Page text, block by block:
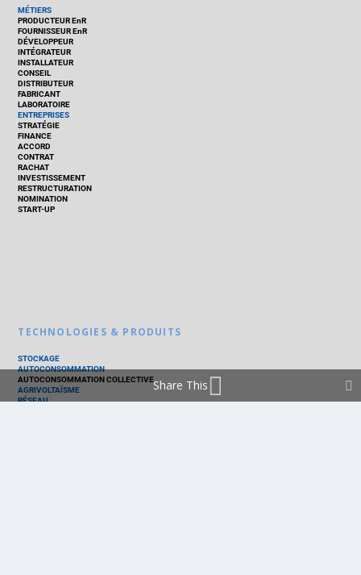
MÉTIERS
PRODUCTEUR EnR
FOURNISSEUR EnR
DÉVELOPPEUR
INTÉGRATEUR
INSTALLATEUR
CONSEIL
DISTRIBUTEUR
FABRICANT
LABORATOIRE
ENTREPRISES
STRATÉGIE
FINANCE
ACCORD
CONTRAT
RACHAT
INVESTISSEMENT
RESTRUCTURATION
NOMINATION
START-UP
TECHNOLOGIES & PRODUITS
STOCKAGE
AUTOCONSOMMATION
AUTOCONSOMMATION COLLECTIVE
AGRIVOLTAÏSME
RÉSEAU
Share This